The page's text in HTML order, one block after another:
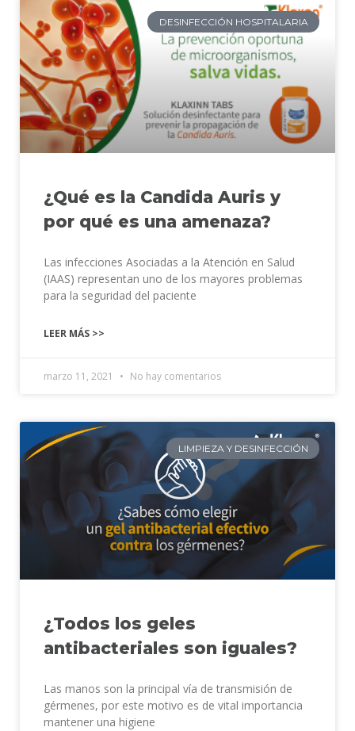
DESINFECCIÓN HOSPITALARIA
¿Qué es la Candida Auris y
por qué es una amenaza?
Las infecciones Asociadas a la Atención en Salud
(IAAS) representan uno de los mayores problemas
para la seguridad del paciente
LEER MÁS >>
marzo 11, 2021 No hay comentarios
LIMPIEZA Y DESINFECCIÓN
¿Todos los geles
antibacteriales son iguales?
Las manos son la principal vía de transmisión de
gérmenes, por este motivo es de vital importancia
mantener una higiene